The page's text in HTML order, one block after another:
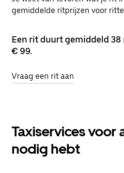
gemiddelde ritprijzen voor
Een rit duurt gemiddeld
€ 99.
Vraag een rit aan
Taxiservices voor
nodig hebt